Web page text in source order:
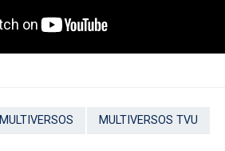
MULTIVERSOS MULTIVERSOS TVU